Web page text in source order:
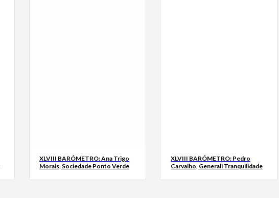
XLVIII BARÓMETRO: Ana Trigo
Morais, Sociedade Ponto Verde
XLVIII BARÓMETRO: Pedro
Carvalho, Generali Tranquilidade